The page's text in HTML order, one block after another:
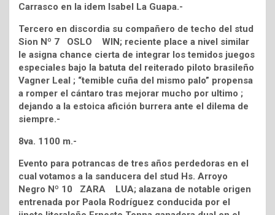
Carrasco en la idem Isabel La Guapa.-
Tercero en discordia su compañero de techo del stud
Sion Nº 7 OSLO WIN; reciente place a nivel similar
le asigna chance cierta de integrar los temidos juegos
especiales bajo la batuta del reiterado piloto brasileño
Vagner Leal ; “temible cuña del mismo palo” propensa
a romper el cántaro tras mejorar mucho por ultimo ;
dejando a la estoica afición burrera ante el dilema de
siempre.-
8va. 1100 m.-
Evento para potrancas de tres años perdedoras en el
cual votamos a la sanducera del stud Hs. Arroyo
Negro Nº 10 ZARA LUA; alazana de notable origen
entrenada por Paola Rodríguez conducida por el